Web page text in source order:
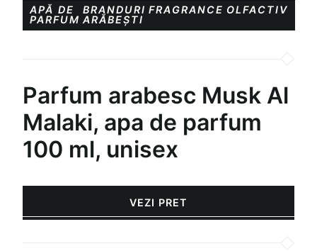
APĂ DE
PARFUM
BRANDURI
ARĂBEȘTI
FRAGRANCE OLFACTIV
Parfum arabesc Musk Al
Malaki, apa de parfum
100 ml, unisex
VEZI PRET